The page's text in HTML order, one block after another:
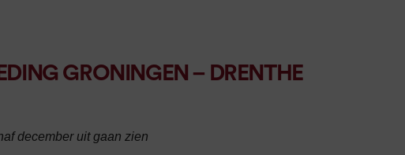
GRONINGEN – DRENTHE
december uit gaan zien